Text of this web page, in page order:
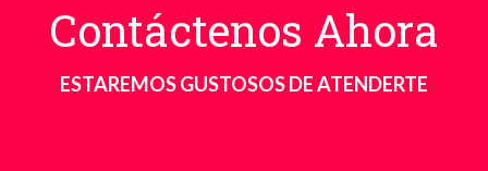
Contáctenos Ahora
ESTAREMOS GUSTOSOS DE ATENDERTE